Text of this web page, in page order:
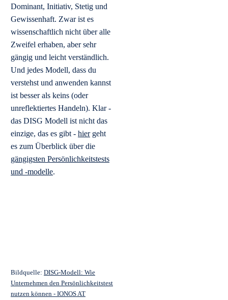
Dominant, Initiativ, Stetig und
Gewissenhaft. Zwar ist es
wissenschaftlich nicht über alle
Zweifel erhaben, aber sehr
gängig und leicht verständlich.
Und jedes Modell, dass du
verstehst und anwenden kannst
ist besser als keins (oder
unreflektiertes Handeln). Klar -
das DISG Modell ist nicht das
einzige, das es gibt - hiergeht
es zum Überblick über die
gängigsten Persönlichkeitstests
und -modelle.
Bildquelle: DISG-Modell: Wie
Unternehmen den Persönlichkeitstest
nutzen können - IONOS AT